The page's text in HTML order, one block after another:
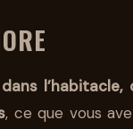
, ce que vous